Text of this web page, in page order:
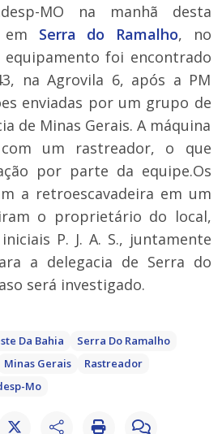
MO na manhã desta
em Serra do Ramalho, no
equipamento foi encontrado
na Agrovila 6, após a PM
enviadas por um grupo de
de Minas Gerais. A máquina
com um rastreador, o que
por parte da equipe.Os
a retroescavadeira em um
o proprietário do local,
P. J. A. S., juntamente
a delegacia de Serra do
será investigado.
Da Bahia
Serra Do Ramalho
Minas Gerais
Rastreador
Mo